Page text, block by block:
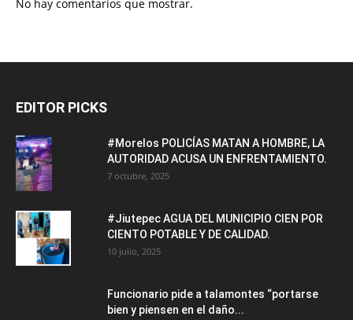
No hay comentarios que mostrar.
EDITOR PICKS
#Morelos POLICÍAS MATAN A HOMBRE, LA
AUTORIDAD ACUSA UN ENFRENTAMIENTO.
7 octubre, 2025
#Jiutepec AGUA DEL MUNICIPIO CIEN POR
CIENTO POTABLE Y DE CALIDAD.
10 julio, 2025
Funcionario pide a talamontes “portarse
bien y piensen en el daño...